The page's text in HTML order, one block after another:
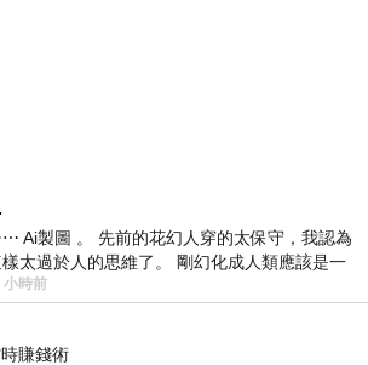
Ai製圖 。 先前的花幻人穿的太保守，我認為
太過於人的思維了。 剛幻化成人類應該是一
掛吧？ 當然這樣是創不出
小時前
錢術